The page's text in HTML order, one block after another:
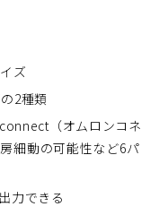
ズ
2種類
（オムロンコネ
細動の可能性など6パ
力できる